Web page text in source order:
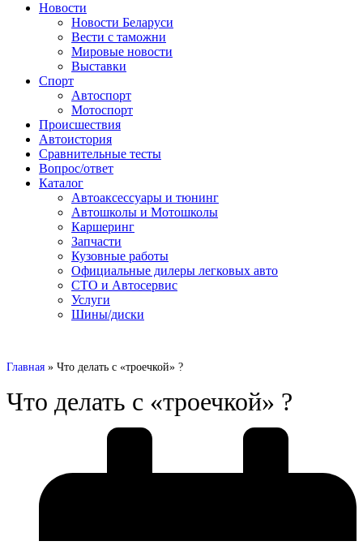
Сайт про автомобили
Новости
Новости Беларуси
Вести с таможни
Мировые новости
Выставки
Спорт
Автоспорт
Мотоспорт
Происшествия
Автоистория
Сравнительные тесты
Вопрос/ответ
Каталог
Автоакcессуары и тюнинг
Автошколы и Мотошколы
Каршеринг
Запчасти
Кузовные работы
Официальные дилеры легковых авто
СТО и Автосервис
Услуги
Шины/диски
Главная » Что делать с «троечкой» ?
Что делать с «троечкой» ?